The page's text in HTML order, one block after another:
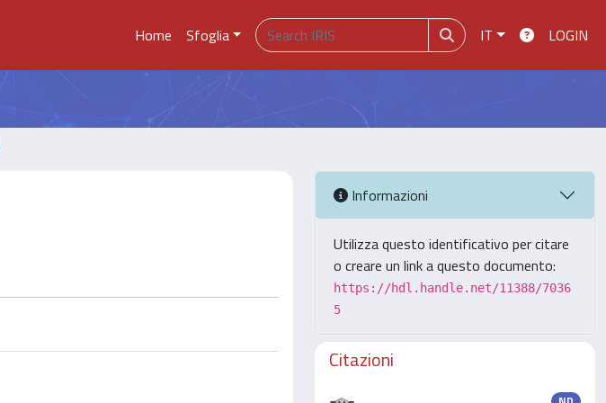
Home Sfoglia IT LOGIN
Informazioni
Utilizza questo identificativo per citare
o creare un link a questo documento:
https://hdl.handle.net/11388/7036
5
Citazioni